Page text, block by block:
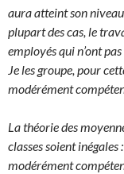
aura atteint son
plupart des cas, le
employés qui n’ont
Je les groupe, pour
modérément
La théorie des
classes soient
modérément